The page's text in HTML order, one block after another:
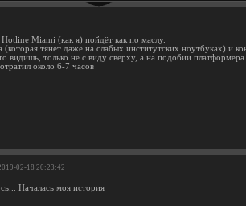
Miami (как я) пойдёт как по маслу.
(которая тянет даже на слабых институтских ноутбуках) и
видишь, только не с виду сверху, а на подобии платформера.
около 6-7 часов
2019-02-18 20:23:42
Началась моя история